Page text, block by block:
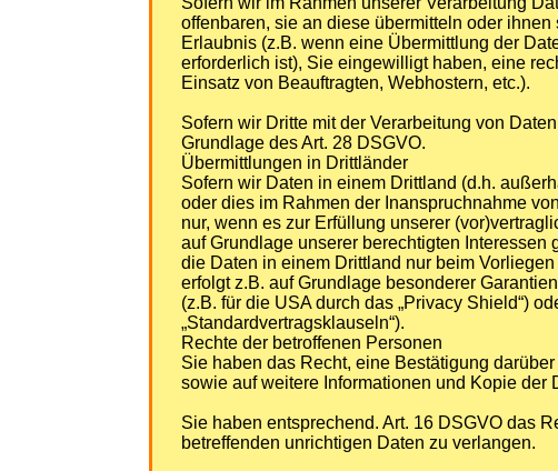
offenbaren, sie an diese übermitteln oder
Erlaubnis (z.B. wenn eine Übermittlung der
erforderlich ist), Sie eingewilligt haben, eine
Einsatz von Beauftragten, Webhostern, etc.).
Sofern wir Dritte mit der Verarbeitung von
Grundlage des Art. 28 DSGVO.
Übermittlungen in Drittländer
Sofern wir Daten in einem Drittland (d.h.
oder dies im Rahmen der Inanspruchnahme
nur, wenn es zur Erfüllung unserer
auf Grundlage unserer berechtigten
die Daten in einem Drittland nur beim
erfolgt z.B. auf Grundlage besonderer
(z.B. für die USA durch das „Privacy Shield“)
„Standardvertragsklauseln“).
Rechte der betroffenen Personen
Sie haben das Recht, eine Bestätigung
sowie auf weitere Informationen und Kopie der
Sie haben entsprechend. Art. 16 DSGVO das
betreffenden unrichtigen Daten zu verlangen.